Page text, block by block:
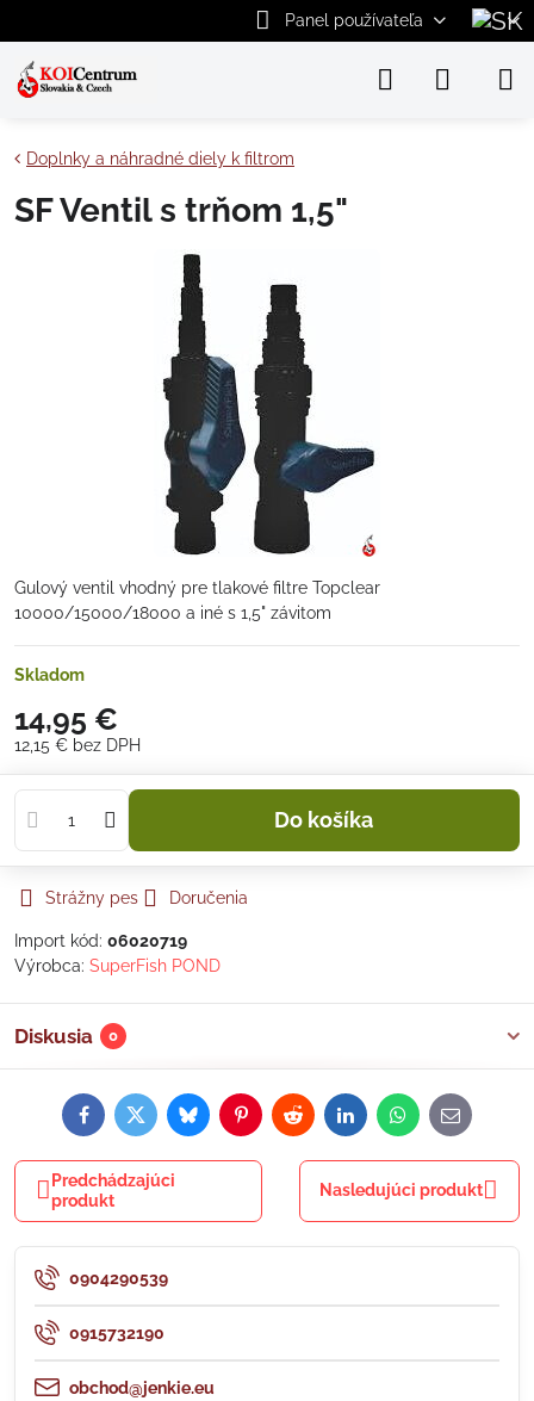
Panel používateľa
Doplnky a náhradné diely k filtrom
SF Ventil s trňom 1,5"
Gulový ventil vhodný pre tlakové filtre Topclear
10000/15000/18000 a iné s 1,5" závitom
Skladom
14,95 €
12,15 € bez DPH
Do košíka
Strážny pes Doručenia
Import kód: 06020719
Výrobca: SuperFish POND
Diskusia 0
FacebookTwitterBlueskyPinterestRedditLinkedInWhatsApp
E-
mail
Predchádzajúci
produkt
Nasledujúci produkt
0904290539
0915732190
obchod@jenkie.eu